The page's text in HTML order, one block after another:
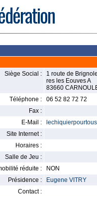
Siège Social :
1 route de
res les Eouves A
83660
Téléphone :
06 52 82 72 72
Fax :
E-Mail :
Site Internet :
Horaires :
Salle de Jeu :
réduite :
NON
Présidence :
Eugene VITRY
Contact :